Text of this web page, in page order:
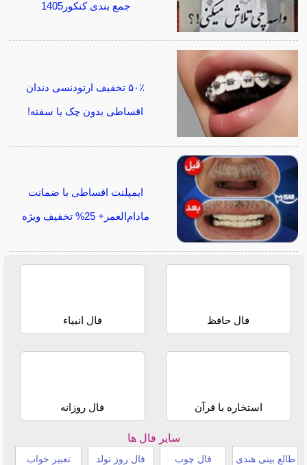
جمع بندی کنکور1405
۵۰٪ تخفیف ارتودنسی دندان
اقساطی بدون چک یا سفته!
ایمپلنت اقساطی با ضمانت
مادام‌العمر+ 25% تخفیف ویژه
فال حافظ فال انبیاء
استخاره با قرآن فال روزانه
سایر فال ها
طالع بینی هندی فال چوب فال روز تولد تعبیر خواب